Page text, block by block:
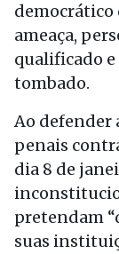
democrático
ameaça,
qualificado
tombado.
Ao defender
penais
dia 8 de
pretendam
suas